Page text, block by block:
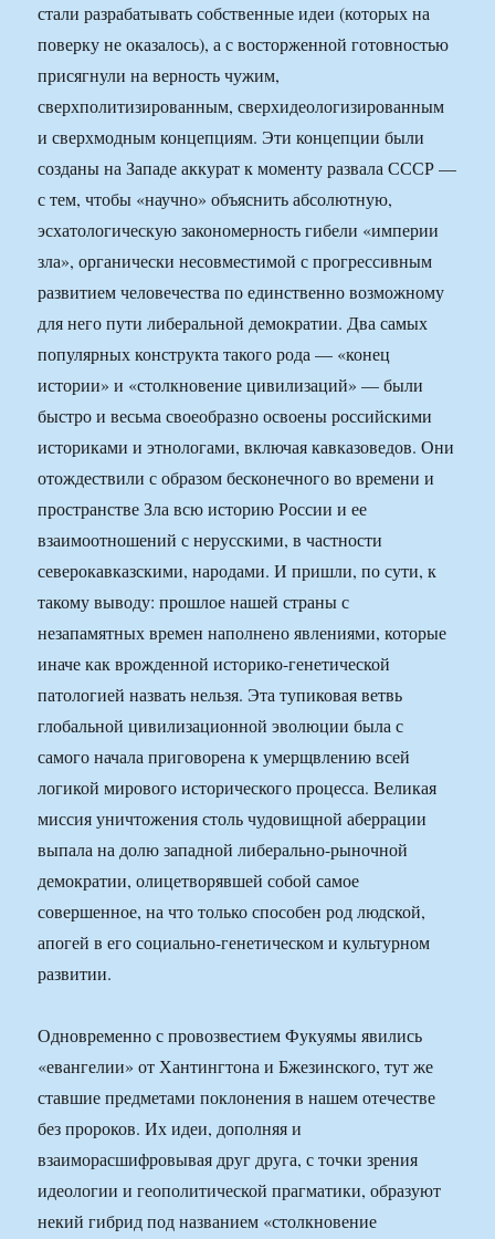
стали разрабатывать собственные идеи (которых на
поверку не оказалось), а с восторженной готовностью
присягнули на верность чужим,
сверхполитизированным, сверхидеологизированным
и сверхмодным концепциям. Эти концепции были
созданы на Западе аккурат к моменту развала СССР —
с тем, чтобы «научно» объяснить абсолютную,
эсхатологическую закономерность гибели «империи
зла», органически несовместимой с прогрессивным
развитием человечества по единственно возможному
для него пути либеральной демократии. Два самых
популярных конструкта такого рода — «конец
истории» и «столкновение цивилизаций» — были
быстро и весьма своеобразно освоены российскими
историками и этнологами, включая кавказоведов. Они
отождествили с образом бесконечного во времени и
пространстве Зла всю историю России и ее
взаимоотношений с нерусскими, в частности
северокавказскими, народами. И пришли, по сути, к
такому выводу: прошлое нашей страны с
незапамятных времен наполнено явлениями, которые
иначе как врожденной историко-генетической
патологией назвать нельзя. Эта тупиковая ветвь
глобальной цивилизационной эволюции была с
самого начала приговорена к умерщвлению всей
логикой мирового исторического процесса. Великая
миссия уничтожения столь чудовищной аберрации
выпала на долю западной либерально-рыночной
демократии, олицетворявшей собой самое
совершенное, на что только способен род людской,
апогей в его социально-генетическом и культурном
развитии.
Одновременно с провозвестием Фукуямы явились
«евангелии» от Хантингтона и Бжезинского, тут же
ставшие предметами поклонения в нашем отечестве
без пророков. Их идеи, дополняя и
взаиморасшифровывая друг друга, с точки зрения
идеологии и геополитической прагматики, образуют
некий гибрид под названием «столкновение